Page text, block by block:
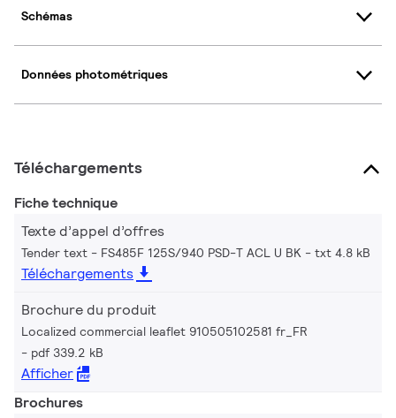
Schémas
Données photométriques
Téléchargements
Fiche technique
Texte d’appel d’offres
Tender text - FS485F 125S/940 PSD-T ACL U BK txt 4.8 kB
Téléchargements
Brochure du produit
Localized commercial leaflet 910505102581 fr_FR
pdf 339.2 kB
Afficher
Brochures